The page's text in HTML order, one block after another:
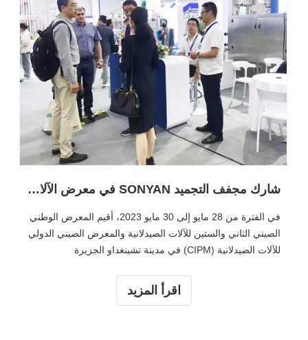
شارك مجفف التجميد SONYAN في معرض الآلات الصيدلانية الثاني والستين (CIPM)
في الفترة من 28 مايو إلى 30 مايو 2023، أقيم المعرض الوطني
الصيني الثاني والستين للآلات الصيدلانية والمعرض الصيني الدولي
للآلات الصيدلانية (CIPM) في مدينة تشينغداو الجزيرة
لمعدات التبريد والتجميد الفراغي
اقرأ المزيد